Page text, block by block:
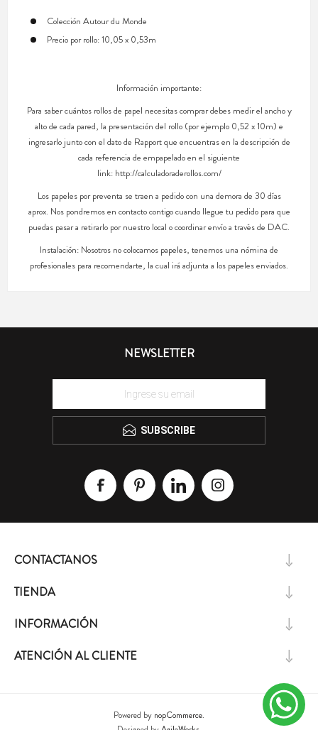
Colección Autour du Monde
Precio por rollo: 10,05 x 0,53m
Información importante:
Para saber cuántos rollos de papel necesitas comprar debes medir el ancho y
alto de cada pared, la presentación del rollo (por ejemplo 0,52 x 10m) e
ingresarlo junto con el dato de Rapport que encuentras en la descripción de
cada referencia de empapelado en el siguiente
link: http://calculadoraderollos.com/
Los papeles por preventa se traen a pedido con una demora de 30 días
aprox. Nos pondremos en contacto contigo cuando llegue tu pedido para que
puedas pasar a retirarlo por nuestro local o coordinar envío a través de DAC.
Instalación: Nosotros no colocamos papeles, tenemos una nómina de
profesionales para recomendarte, la cual irá adjunta a los papeles enviados.
NEWSLETTER
SUBSCRIBE
CONTACTANOS
TIENDA
INFORMACIÓN
ATENCIÓN AL CLIENTE
Powered by nopCommerce.